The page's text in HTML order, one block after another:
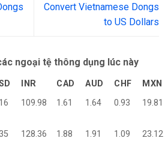
Convert Vietnamese Dongs
to US Dollars
ngoại tệ thông dụng lúc này
INR CAD AUD CHF
MXN
109.98 1.61 1.64 0.93 19.81
128.36 1.88 1.91 1.09 23.12